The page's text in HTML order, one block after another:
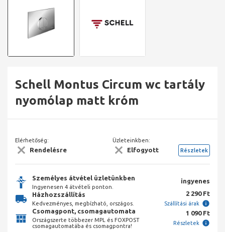
Schell Montus Circum wc tartály
nyomólap matt króm
Elérhetőség:
Rendelésre
Üzleteinkben:
Elfogyott Részletek
Személyes átvétel üzletünkben
Ingyenesen 4 átvételi ponton.
ingyenes
Házhozszállítás
Kedvezményes, megbízható, országos.
2 290 Ft
Szállítási árak
Csomagpont, csomagautomata
Országszerte többezer MPL és FOXPOST
csomagautomatába és csomagpontra!
1 090 Ft
Részletek